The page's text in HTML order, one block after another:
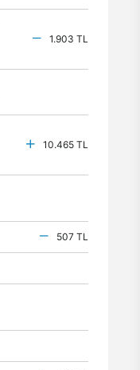
1.903 TL
10.465 TL
507 TL